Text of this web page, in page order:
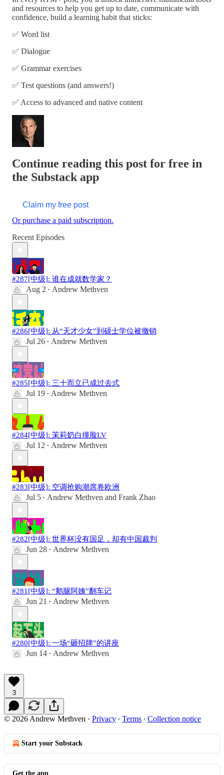
and resources to help you get up to date, communicate with
confidence, build a learning habit that sticks:
✅ Word list
✅ Dialogue
✅ Grammar exercises
✅ Test questions (and answers!)
✅ Access to advanced and native content
Continue reading this post for free in
the Substack app
Claim my free post
Or purchase a paid subscription.
Recent Episodes
#287[中级]: 谁在成就数学家？
Aug 2 • Andrew Methven
#286[中级]: 从“天才少女”到硕士学位被撤销
Jul 26 • Andrew Methven
#285[中级]: 三十而立已成过去式
Jul 19 • Andrew Methven
#284[中级]: 茉莉奶白撞脸LV
Jul 12 • Andrew Methven
#283[中级]: 空调抢购潮席卷欧洲
Jul 5 • Andrew Methven and Frank Zhao
#282[中级]: 世界杯没有国足，却有中国裁判
Jun 28 • Andrew Methven
#281[中级]: “鹅腿阿姨”翻车记
Jun 21 • Andrew Methven
#280[中级]: 一场“砸招牌”的讲座
Jun 14 • Andrew Methven
3
© 2026 Andrew Methven · Privacy ∙ Terms ∙ Collection notice
Start your Substack
Get the app